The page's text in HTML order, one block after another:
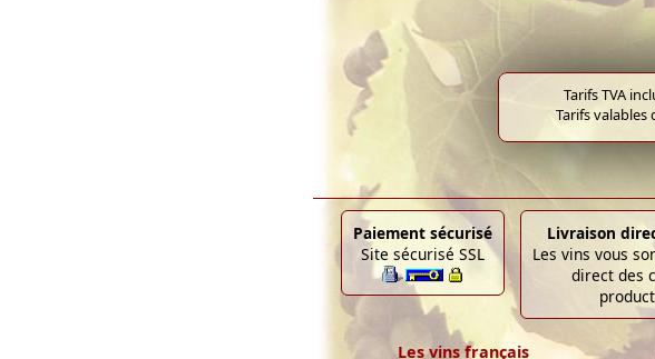
Tarifs TVA
Tarifs
Paiement sécurisé
Site sécurisé SSL
Livraison
Les vins vous
direct des
Les vins français